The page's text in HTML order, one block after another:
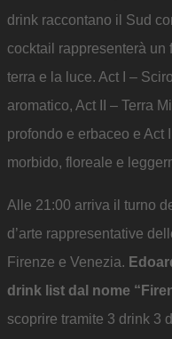
drink raccontano il Sud
cocktail rappresenterà un
terra e la luce. Act I –
aromatico, Act II – Terra
profondo e erbaceo e Act
morbido, floreale e
Alle 21:00 arriva il turno
d’arte rappresentative
Firenze e Venezia.
drink list dal nome
scoprire tramite 3 drink 3